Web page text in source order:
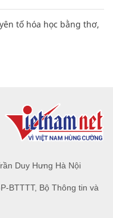
tố hóa học bằng thơ,
Duy Hưng Hà Nội
BTTTT, Bộ Thông tin và